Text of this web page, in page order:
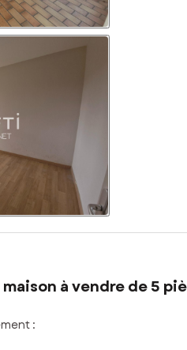
à vendre de 5
: